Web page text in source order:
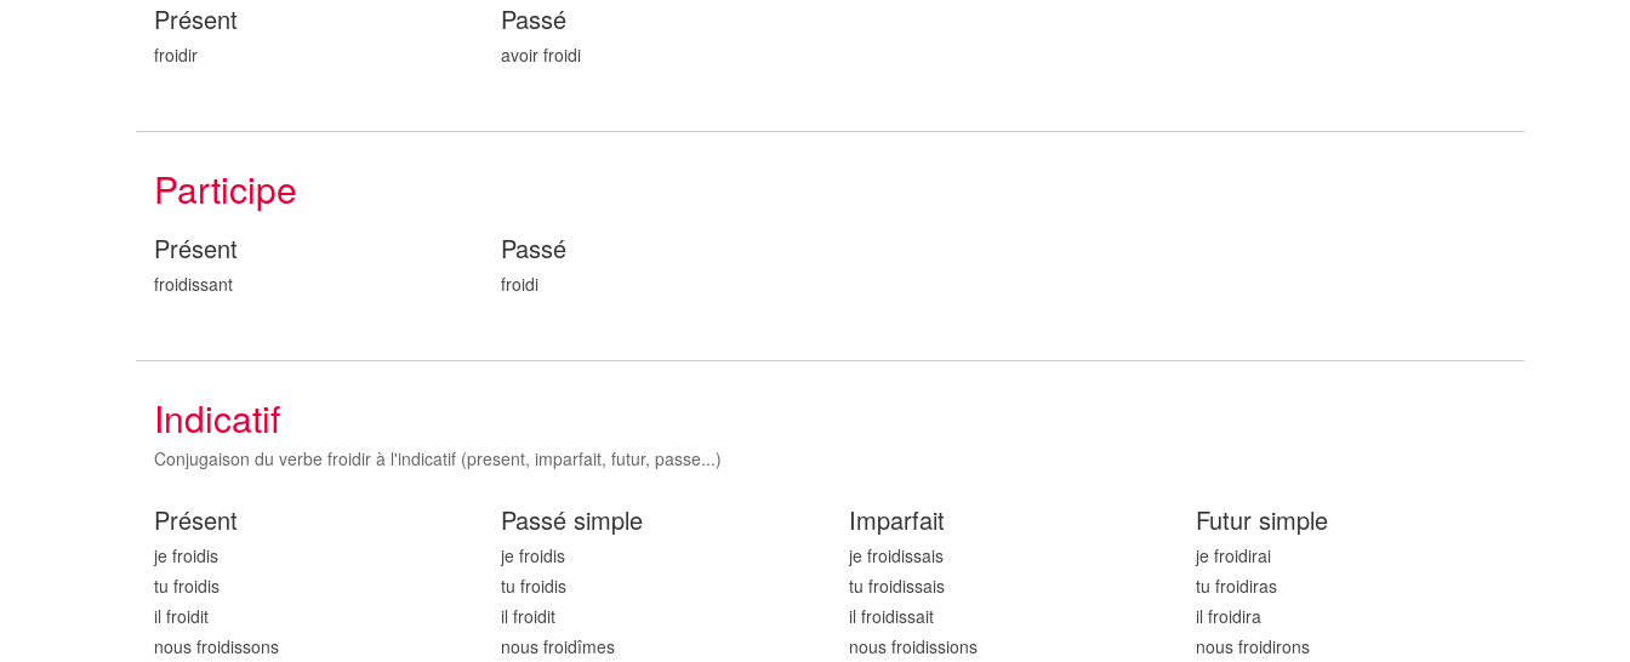
Présent
froidir
Passé
avoir froidi
Participe
Présent
froidissant
Passé
froidi
Indicatif
Conjugaison du verbe froidir à l'indicatif (present, imparfait, futur, passe...)
Présent
je froidis
tu froidis
il froidit
nous froidissons
Passé simple
je froidis
tu froidis
il froidit
nous froidîmes
Imparfait
je froidissais
tu froidissais
il froidissait
nous froidissions
Futur simple
je froidirai
tu froidiras
il froidira
nous froidirons